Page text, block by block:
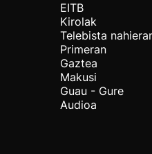
EITB
Kirolak
Telebista
Primeran
Gaztea
Makusi
Guau - Gure
Audioa